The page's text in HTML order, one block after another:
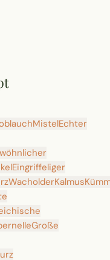
MistelEchter
Eingriffeliger
WacholderKalmus
Große